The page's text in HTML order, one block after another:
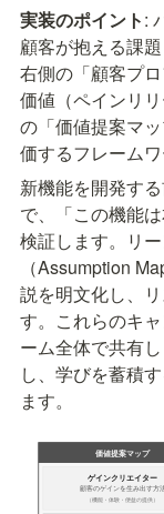
実装のポイント:
顧客が抱える課
右側の「顧客プ
価値（ペインリ
の「価値提案マ
価するフレームワ
新機能を開発す
で、「この機能
検証します。リ
（Assumption
説を明文化し、
す。これらのキ
ーム全体で共有
し、学びを蓄積
ます。